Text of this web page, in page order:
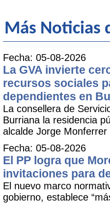
Más Noticias
Fecha: 05-08-2026
La GVA invierte
recursos sociales
dependientes en
La consellera de
Burriana la residencia
alcalde Jorge Monferrer
Fecha: 05-08-2026
El PP logra que
invitaciones para
El nuevo marco
gobierno, establece